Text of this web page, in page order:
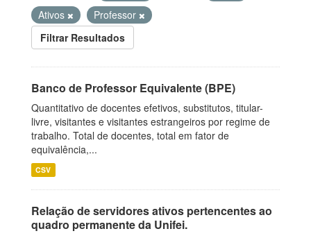
Ativos
Professor
Filtrar Resultados
Banco de Professor Equivalente (BPE)
Quantitativo de docentes efetivos, substitutos, titular-
livre, visitantes e visitantes estrangeiros por regime de
trabalho. Total de docentes, total em fator de
equivalência,...
CSV
Relação de servidores ativos pertencentes ao
quadro permanente da Unifei.